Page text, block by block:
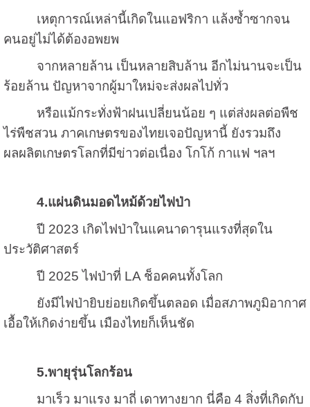
เหตุการณ์เหล่านี้เกิดในแอฟริกา แล้งซ้ำซากจน
คนอยู่ไม่ได้ต้องอพยพ
จากหลายล้าน เป็นหลายสิบล้าน อีกไม่นานจะเป็น
ร้อยล้าน ปัญหาจากผู้มาใหม่จะส่งผลไปทั่ว
หรือแม้กระทั่งฟ้าฝนเปลี่ยนน้อย ๆ แต่ส่งผลต่อพืช
ไร่พืชสวน ภาคเกษตรของไทยเจอปัญหานี้ ยังรวมถึง
ผลผลิตเกษตรโลกที่มีข่าวต่อเนื่อง โกโก้ กาแฟ ฯลฯ
4.แผ่นดินมอดไหม้ด้วยไฟป่า
ปี 2023 เกิดไฟป่าในแคนาดารุนแรงที่สุดใน
ประวัติศาสตร์
ปี 2025 ไฟป่าที่ LA ช็อคคนทั้งโลก
ยังมีไฟป่ายิบย่อยเกิดขึ้นตลอด เมื่อสภาพภูมิอากาศ
เอื้อให้เกิดง่ายขึ้น เมืองไทยก็เห็นชัด
5.พายุรุ่นโลกร้อน
มาเร็ว มาแรง มาถี่ เดาทางยาก นี่คือ 4 สิ่งที่เกิดกับ